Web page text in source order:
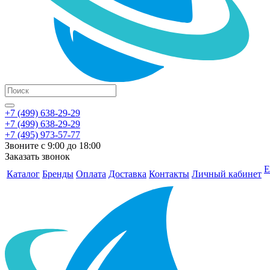
+7 (499) 638-29-29
+7 (499) 638-29-29
+7 (495) 973-57-77
Звоните с 9:00 до 18:00
Заказать звонок
Каталог Бренды Оплата Доставка Контакты Личный кабинет